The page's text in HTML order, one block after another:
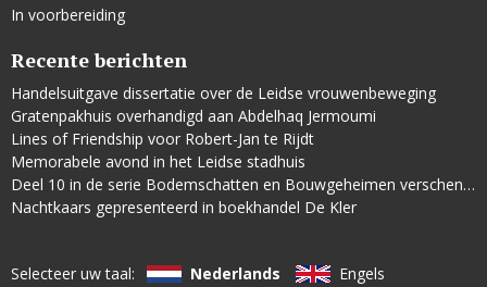
In voorbereiding
Recente berichten
Handelsuitgave dissertatie over de Leidse vrouwenbeweging
Gratenpakhuis overhandigd aan Abdelhaq Jermoumi
Lines of Friendship voor Robert-Jan te Rijdt
Memorabele avond in het Leidse stadhuis
Deel 10 in de serie Bodemschatten en Bouwgeheimen verschenen
Nachtkaars gepresenteerd in boekhandel De Kler
Selecteer uw taal: Nederlands Engels